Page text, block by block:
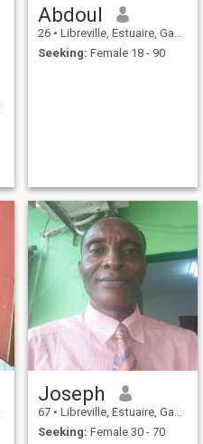
Abdoul
26 • Libreville, Estuaire, Gabon
Seeking: Female 18 - 90
Joseph
67 • Libreville, Estuaire, Gabon
Seeking: Female 30 - 70